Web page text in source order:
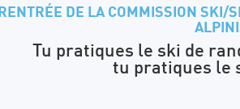
RENTRÉE DE LA COMMISSION SKI/
Tu pratiques le ski de
tu pratiques le